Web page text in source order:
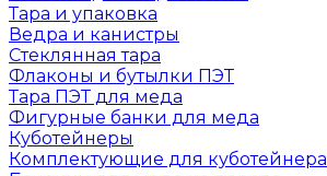
Тара и упаковка
Ведра и канистры
Стеклянная тара
Флаконы и бутылки ПЭТ
Тара ПЭТ для меда
Фигурные банки для меда
Куботейнеры
Комплектующие для куботейнера